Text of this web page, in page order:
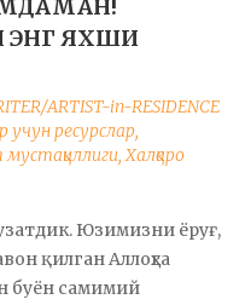
ЭНГ ЯХШИ
ARTIST-in-RESIDENCE
ресурслар,
,Халқаро
Юзимизни ёруғ,
қилган Аллоҳга
буён самимий